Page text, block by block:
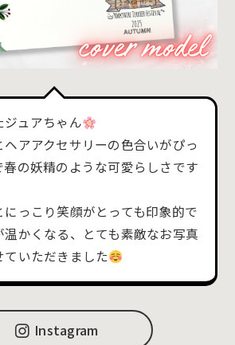
ジュアちゃん
アアクセサリーの色合いがぴっ
春の妖精のような可愛らしさです
っこり笑顔がとっても印象的で
温かくなる、とても素敵なお写真
ていただきました
Instagram